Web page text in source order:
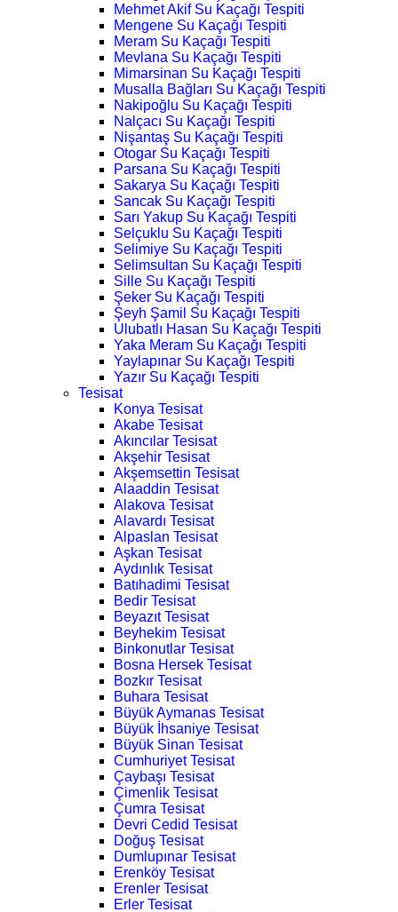
Mehmet Akif Su Kaçağı Tespiti
Mengene Su Kaçağı Tespiti
Meram Su Kaçağı Tespiti
Mevlana Su Kaçağı Tespiti
Mimarsinan Su Kaçağı Tespiti
Musalla Bağları Su Kaçağı Tespiti
Nakipoğlu Su Kaçağı Tespiti
Nalçacı Su Kaçağı Tespiti
Nişantaş Su Kaçağı Tespiti
Otogar Su Kaçağı Tespiti
Parsana Su Kaçağı Tespiti
Sakarya Su Kaçağı Tespiti
Sancak Su Kaçağı Tespiti
Sarı Yakup Su Kaçağı Tespiti
Selçuklu Su Kaçağı Tespiti
Selimiye Su Kaçağı Tespiti
Selimsultan Su Kaçağı Tespiti
Sille Su Kaçağı Tespiti
Şeker Su Kaçağı Tespiti
Şeyh Şamil Su Kaçağı Tespiti
Ulubatlı Hasan Su Kaçağı Tespiti
Yaka Meram Su Kaçağı Tespiti
Yaylapınar Su Kaçağı Tespiti
Yazır Su Kaçağı Tespiti
Tesisat
Konya Tesisat
Akabe Tesisat
Akıncılar Tesisat
Akşehir Tesisat
Akşemsettin Tesisat
Alaaddin Tesisat
Alakova Tesisat
Alavardı Tesisat
Alpaslan Tesisat
Aşkan Tesisat
Aydınlık Tesisat
Batıhadimi Tesisat
Bedir Tesisat
Beyazıt Tesisat
Beyhekim Tesisat
Binkonutlar Tesisat
Bosna Hersek Tesisat
Bozkır Tesisat
Buhara Tesisat
Büyük Aymanas Tesisat
Büyük İhsaniye Tesisat
Büyük Sinan Tesisat
Cumhuriyet Tesisat
Çaybaşı Tesisat
Çimenlik Tesisat
Çumra Tesisat
Devri Cedid Tesisat
Doğuş Tesisat
Dumlupınar Tesisat
Erenköy Tesisat
Erenler Tesisat
Erler Tesisat